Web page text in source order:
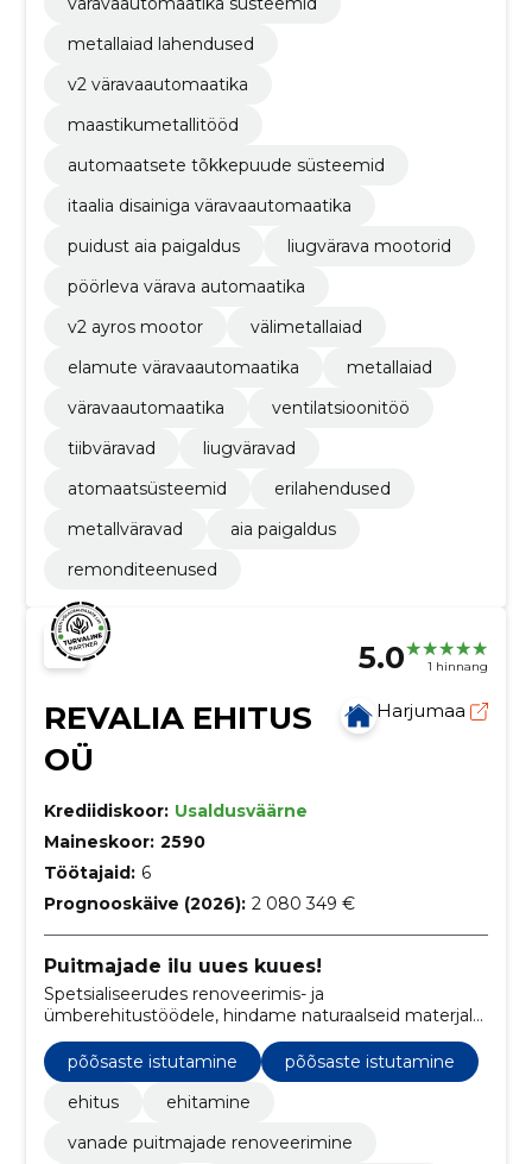
metallaiad lahendused
v2 väravaautomaatika
maastikumetallitööd
automaatsete tõkkepuude süsteemid
itaalia disainiga väravaautomaatika
puidust aia paigaldus
liugvärava mootorid
pöörleva värava automaatika
v2 ayros mootor
välimetallaiad
elamute väravaautomaatika
metallaiad
väravaautomaatika
ventilatsioonitöö
tiibväravad
liugväravad
atomaatsüsteemid
erilahendused
metallväravad
aia paigaldus
remonditeenused
5.0 1 hinnang
REVALIA EHITUS
OÜ
Harjumaa
Krediidiskoor: Usaldusväärne
Maineskoor: 2590
Töötajaid: 6
Prognooskäive (2026): 2 080 349 €
Puitmajade ilu uues kuues!
Spetsialiseerudes renoveerimis- ja
ümberehitustöödele, hindame naturaalseid materjale
ja suviseid välitöid. Oleme valmis muutma iga
puitkonstruktsiooni või mahajäetud hoone uueks ja
ilusaks.
põõsaste istutamine
põõsaste istutamine
ehitus
ehitamine
vanade puitmajade renoveerimine